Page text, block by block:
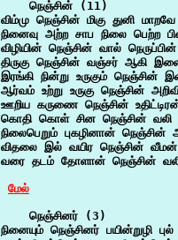
    நெஞ்சின் (11)
விம்மு நெஞ்சின் மிகு துனி
நினைவு அற்ற சாப நிலை பெற்ற
விழியின் நெஞ்சின் வால்
திருகு நெஞ்சின் வஞ்சர் ஆகி
இரங்கி நின்று உருகும்
ஆர்வம் உற்று உருகு நெஞ்சின்
ஊறிய கருணை நெஞ்சின்
கொதி கொள் சின நெஞ்சின் வலி
நிலைபெறும் புகழினான்
விதலை இல் வயிர நெஞ்சின் வீமன்
வரை தடம் தோளான் நெஞ்சின்
மேல்
    நெஞ்சினர் (3)
நினையும் நெஞ்சினர் பயின்றுழி